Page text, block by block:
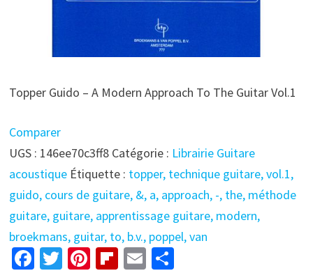
Topper Guido – A Modern Approach To The Guitar Vol.1
Comparer
UGS : 146ee70c3ff8 Catégorie : Librairie Guitare
acoustique Étiquette : topper, technique guitare, vol.1,
guido, cours de guitare, &, a, approach, -, the, méthode
guitare, guitare, apprentissage guitare, modern,
broekmans, guitar, to, b.v., poppel, van
Fa T Pi Fl E P